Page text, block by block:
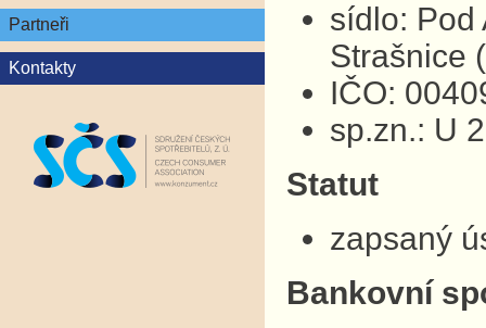
Partneři
Kontakty
sídlo: Pod
Strašnice
IČO:
sp.zn.: U
Statut
zapsaný
Bankovní